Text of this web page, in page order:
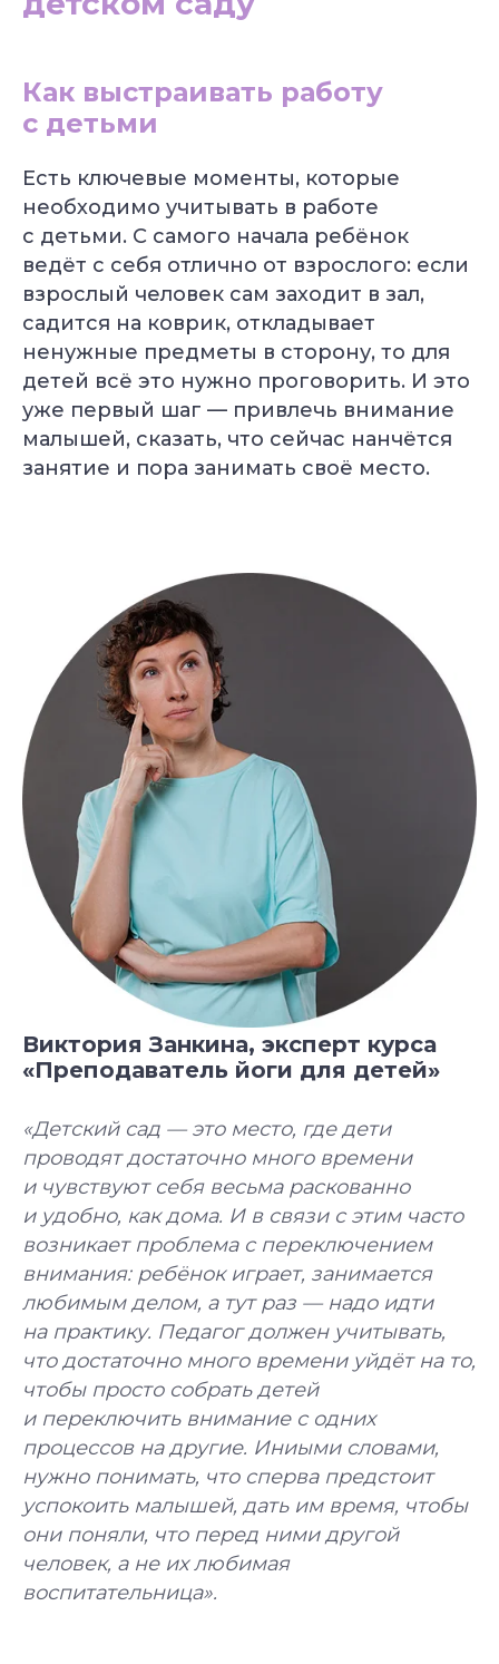
Как выстраивать работу
с детьми
Есть ключевые моменты, которые
необходимо учитывать в работе
с детьми. С самого начала ребёнок
ведёт с себя отлично от взрослого: если
взрослый человек сам заходит в зал,
садится на коврик, откладывает
ненужные предметы в сторону, то для
детей всё это нужно проговорить. И это
уже первый шаг — привлечь внимание
малышей, сказать, что сейчас нанчётся
занятие и пора занимать своё место.
Виктория Занкина, эксперт курса
«Преподаватель йоги для детей»
«Детский сад — это место, где дети
проводят достаточно много времени
и чувствуют себя весьма раскованно
и удобно, как дома. И в связи с этим часто
возникает проблема с переключением
внимания: ребёнок играет, занимается
любимым делом, а тут раз — надо идти
на практику. Педагог должен учитывать,
что достаточно много времени уйдёт на то,
чтобы просто собрать детей
и переключить внимание с одних
процессов на другие. Иниыми словами,
нужно понимать, что сперва предстоит
успокоить малышей, дать им время, чтобы
они поняли, что перед ними другой
человек, а не их любимая
воспитательница».